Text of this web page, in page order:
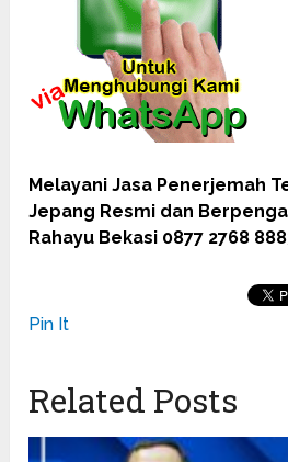
Melayani Jasa Penerjemah
Jepang Resmi dan
Rahayu Bekasi 0877 2768
Pin It
Related Posts